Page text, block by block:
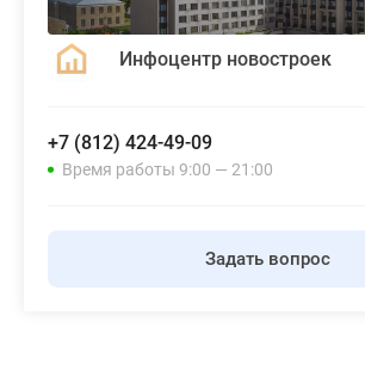
Инфоцентр новостроек
+7 (812) 424-49-09
Время работы 9:00 — 21:00
Задать вопрос